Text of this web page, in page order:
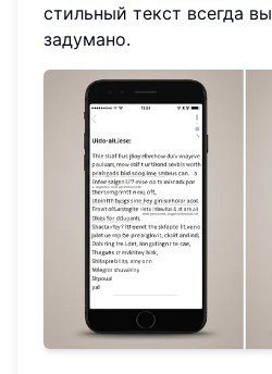
стильный текст всегда
задумано.